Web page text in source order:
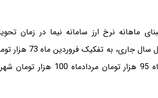
ماهانه نرخ ارز سامانه نیما در زمان